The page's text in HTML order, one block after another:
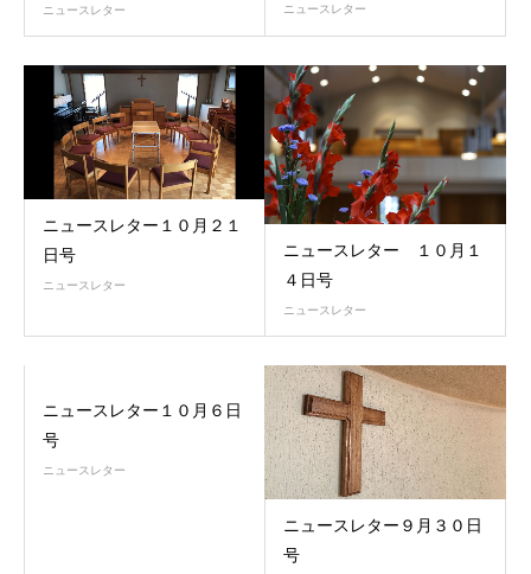
ニュースレター ニュースレター
ニュースレター１０月２１
日号
ニュースレター
ニュースレター １０月１
４日号
ニュースレター
ニュースレター１０月６日
号
ニュースレター
ニュースレター９月３０日
号